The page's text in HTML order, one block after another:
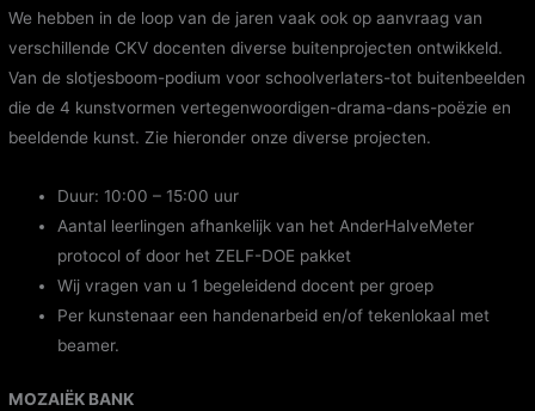
We hebben in de loop van de jaren vaak ook op aanvraag van
verschillende CKV docenten diverse buitenprojecten ontwikkeld.
Van de slotjesboom-podium voor schoolverlaters-tot buitenbeelden
die de 4 kunstvormen vertegenwoordigen-drama-dans-poëzie en
beeldende kunst. Zie hieronder onze diverse projecten.
Duur: 10:00 – 15:00 uur
Aantal leerlingen afhankelijk van het AnderHalveMeter
protocol of door het ZELF-DOE pakket
Wij vragen van u 1 begeleidend docent per groep
Per kunstenaar een handenarbeid en/of tekenlokaal met
beamer.
MOZAIËK BANK